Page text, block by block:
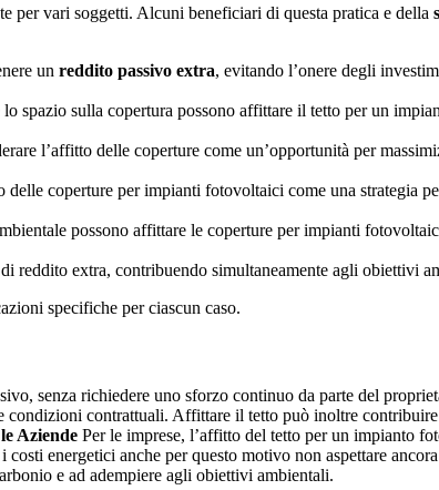
per vari soggetti. Alcuni beneficiari di questa pratica e della
un reddito passivo extra, evitando l’onere degli
spazio sulla copertura possono affittare il tetto per un
l’affitto delle coperture come un’opportunità per
coperture per impianti fotovoltaici come una strategia
possono affittare le coperture per impianti
reddito extra, contribuendo simultaneamente agli obiettivi
specifiche per ciascun caso.
senza richiedere uno sforzo continuo da parte del
contrattuali. Affittare il tetto può inoltre
Aziende Per le imprese, l’affitto del tetto per un impianto
energetici anche per questo motivo non aspettare
e ad adempiere agli obiettivi ambientali.